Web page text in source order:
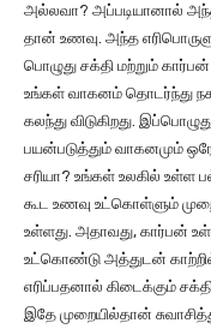
அல்லவா? அப்படியானால்
தான் உணவு. அந்த
பொழுது சக்தி மற்றும்
உங்கள் வாகனம் தொடர்ந்து
கலந்து விடுகிறது.
பயன்படுத்தும் வாகனமும்
சரியா? உங்கள் உலகில் உள்ள
கூட உணவு உட்கொள்ளும்
உள்ளது. அதாவது, கார்பன்
உட்கொண்டு அத்துடன்
எரிப்பதனால் கிடைக்கும்
இதே முறையில்தான்